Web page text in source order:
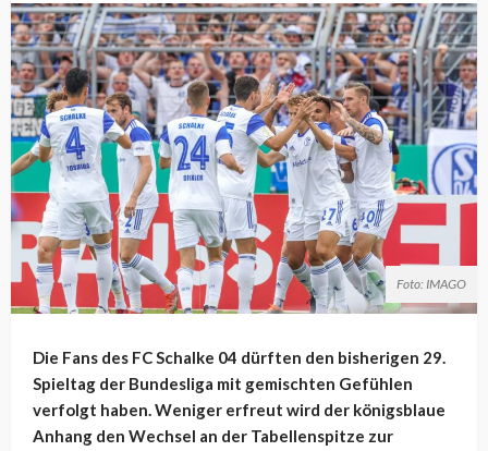
Foto: IMAGO
Die Fans des FC Schalke 04 dürften den bisherigen 29.
Spieltag der Bundesliga mit gemischten Gefühlen
verfolgt haben. Weniger erfreut wird der königsblaue
Anhang den Wechsel an der Tabellenspitze zur